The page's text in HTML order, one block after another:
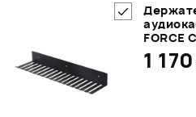
FORCE
1